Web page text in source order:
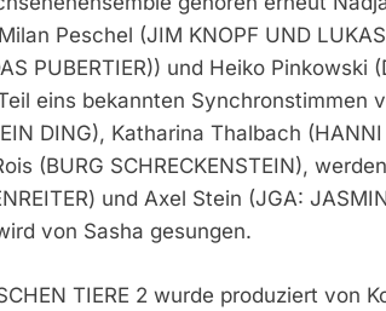
Peschel (JIM KNOPF UND
PUBERTIER)) und Heiko Pinkowski
eins bekannten Synchronstimmen
DING), Katharina Thalbach
(BURG SCHRECKENSTEIN),
und Axel Stein (JGA:
von Sasha gesungen.
TIERE 2 wurde produziert von